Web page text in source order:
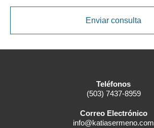
Teléfonos
(503) 7437-8959
Correo Electrónico
info@katiasermeno.com